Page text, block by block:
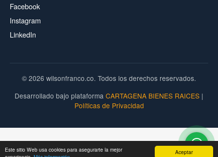
Aceptar
Este sitio Web usa cookies para asegurarte la mejor
Facebook
Instagram
LinkedIn
© 2026 wilsonfranco.co. Todos los derechos reservados.
Desarrollado bajo plataforma CARTAGENA BIENES RAICES |
Políticas de Privacidad